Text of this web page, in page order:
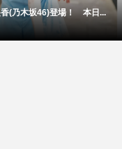
(乃木坂46)登場！ 本日...